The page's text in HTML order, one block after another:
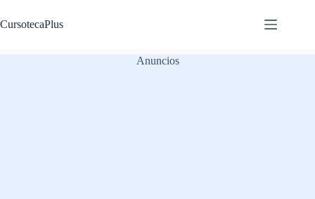
al
contenido
CursotecaPlus
Anuncios